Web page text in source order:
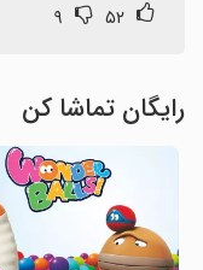
۵۲ ۹
رایگان تماشا کن